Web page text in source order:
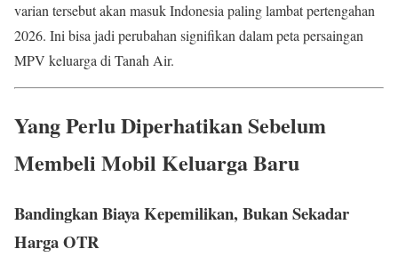
varian tersebut akan masuk Indonesia paling lambat pertengahan
2026. Ini bisa jadi perubahan signifikan dalam peta persaingan
MPV keluarga di Tanah Air.
Yang Perlu Diperhatikan Sebelum
Membeli Mobil Keluarga Baru
Bandingkan Biaya Kepemilikan, Bukan Sekadar
Harga OTR